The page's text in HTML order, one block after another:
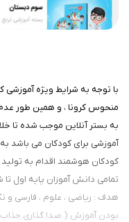
با توجه به شرایط ویژه
به بستر آنلاین موجب شده تا
آموزشی برای کودکان می
کودکان هوشمند اقدام به تولید
تمامی دانش آموزان پایه
هدف : ریاضی ، علوم ، فارسی و
بودن آموزش ( صدا گذاری